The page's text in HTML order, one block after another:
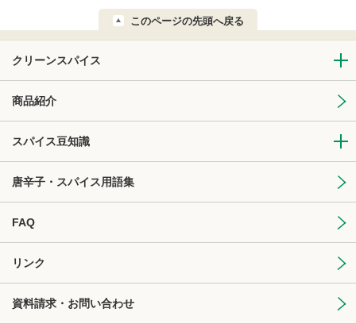
このページの先頭へ戻る
クリーンスパイス
商品紹介
スパイス豆知識
唐辛子・スパイス用語集
FAQ
リンク
資料請求・お問い合わせ